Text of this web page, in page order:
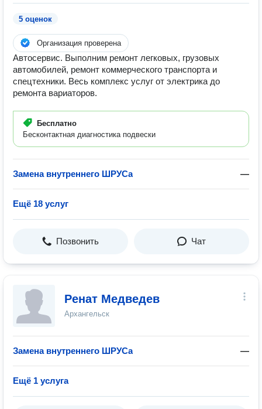
5 оценок
Организация проверена
Автосервис. Выполним ремонт легковых, грузовых
автомобилей, ремонт коммерческого транспорта и
спецтехники. Весь комплекс услуг от электрика до
ремонта вариаторов.
Бесплатно
Бесконтактная диагностика подвески
Замена внутреннего ШРУСа —
Ещё 18 услуг
Позвонить Чат
Ренат Медведев
Архангельск
Замена внутреннего ШРУСа —
Ещё 1 услуга